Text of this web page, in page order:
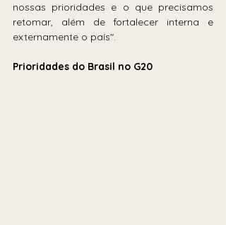
nossas prioridades e o que precisamos
retomar, além de fortalecer interna e
externamente o país".
Prioridades do Brasil no G20